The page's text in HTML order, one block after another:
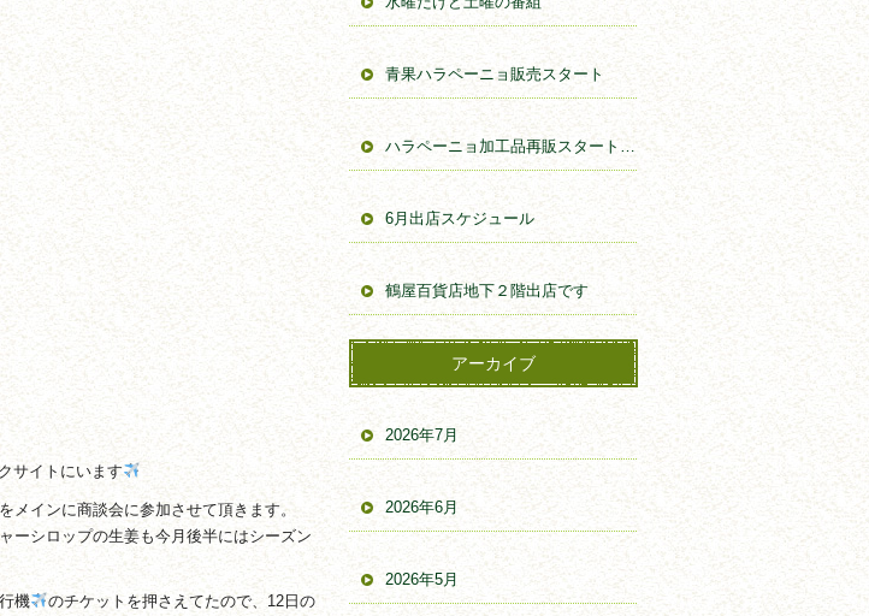
サイトにいます
インに商談会に参加させて頂きます。
ーシロップの生姜も今月後半にはシーズン
機
のチケットを押さえてたので、12日の
青果ハラペーニョ販売スタート
ハラペーニョ加工品再販スタートしました。
6月出店スケジュール
鶴屋百貨店地下２階出店です
アーカイブ
2026年7月
2026年6月
2026年5月